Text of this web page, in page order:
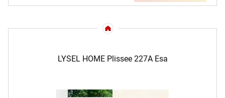
LYSEL HOME Plissee 227A Esa